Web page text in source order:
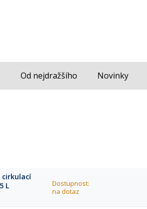
Od nejdražšího Novinky
cirkulací
L
Dostupnost:
na dotaz